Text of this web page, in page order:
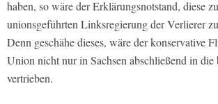
haben, so wäre der Erklärungsnotstand, diese
unionsgeführten Linksregierung der Verlierer
Denn geschähe dieses, wäre der konservative
Union nicht nur in Sachsen abschließend in die
vertrieben.